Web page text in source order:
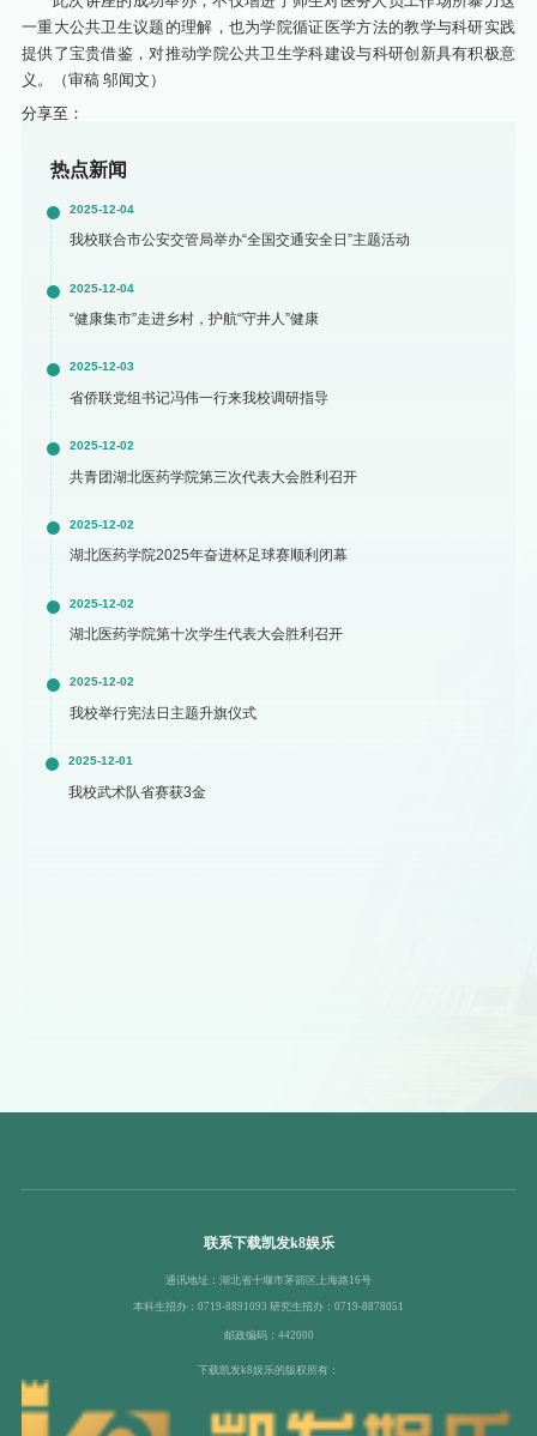
一重大公共卫生议题的理解，也为学院循证医学方法的教学与科研实践
提供了宝贵借鉴，对推动学院公共卫生学科建设与科研创新具有积极意
义。（审稿 邬闻文）
分享至：
热点新闻
2025-12-04
我校联合市公安交管局举办“全国交通安全日”主题活动
2025-12-04
“健康集市”走进乡村，护航“守井人”健康
2025-12-03
省侨联党组书记冯伟一行来我校调研指导
2025-12-02
共青团湖北医药学院第三次代表大会胜利召开
2025-12-02
湖北医药学院2025年奋进杯足球赛顺利闭幕
2025-12-02
湖北医药学院第十次学生代表大会胜利召开
2025-12-02
我校举行宪法日主题升旗仪式
2025-12-01
我校武术队省赛获3金
联系下载凯发k8娱乐
通讯地址：湖北省十堰市茅箭区上海路16号
本科生招办：0719-8891093 研究生招办：0719-8878051
邮政编码：442000
下载凯发k8娱乐的版权所有：